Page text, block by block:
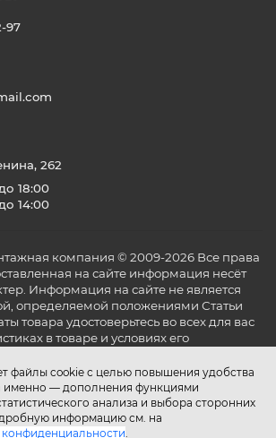
файлы cookie с целью повышения удобства
именно — дополнения функциями
анализа и выбора сторонних
информацию см. на
.
97
262
18:00
14:00
компания © 2009-2026 Все права
на сайте информация несёт
Информация на сайте не является
определяемой положениями Статьи
товара удостоверьтесь во всех для вас
в товаре и условиях его